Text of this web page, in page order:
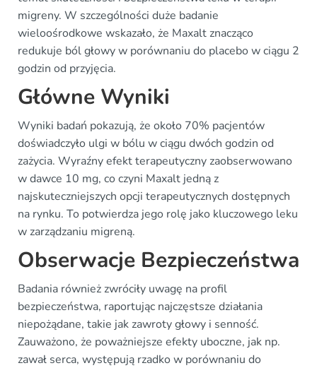
migreny. W szczególności duże badanie
wieloośrodkowe wskazało, że Maxalt znacząco
redukuje ból głowy w porównaniu do placebo w ciągu 2
godzin od przyjęcia.
Główne Wyniki
Wyniki badań pokazują, że około 70% pacjentów
doświadczyło ulgi w bólu w ciągu dwóch godzin od
zażycia. Wyraźny efekt terapeutyczny zaobserwowano
w dawce 10 mg, co czyni Maxalt jedną z
najskuteczniejszych opcji terapeutycznych dostępnych
na rynku. To potwierdza jego rolę jako kluczowego leku
w zarządzaniu migreną.
Obserwacje Bezpieczeństwa
Badania również zwróciły uwagę na profil
bezpieczeństwa, raportując najczęstsze działania
niepożądane, takie jak zawroty głowy i senność.
Zauważono, że poważniejsze efekty uboczne, jak np.
zawał serca, występują rzadko w porównaniu do